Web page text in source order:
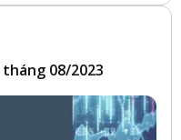
08/2023